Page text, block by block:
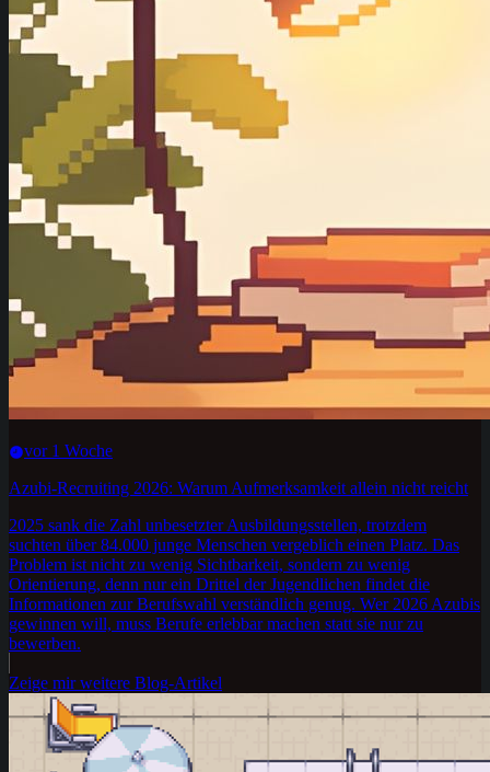
vor 1 Woche
Azubi-Recruiting 2026: Warum Aufmerksamkeit allein nicht reicht
2025 sank die Zahl unbesetzter Ausbildungsstellen, trotzdem
suchten über 84.000 junge Menschen vergeblich einen Platz. Das
Problem ist nicht zu wenig Sichtbarkeit, sondern zu wenig
Orientierung, denn nur ein Drittel der Jugendlichen findet die
Informationen zur Berufswahl verständlich genug. Wer 2026 Azubis
gewinnen will, muss Berufe erlebbar machen statt sie nur zu
bewerben.
Zeige mir weitere Blog-Artikel